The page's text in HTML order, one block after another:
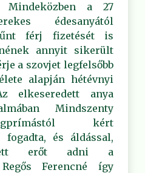
Mindeközben a 27
édesanyától
férj fizetését is
annyit sikerült
a szovjet legfelsőbb
alapján hétévnyi
elkeseredett anya
Mindszenty
kért
és áldással,
erőt adni a
Ferencné így